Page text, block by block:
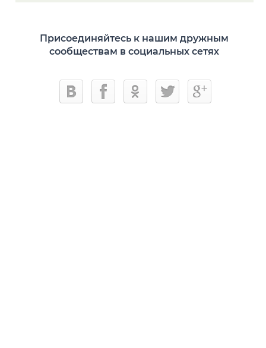
Присоединяйтесь к нашим дружным
сообществам в социальных сетях